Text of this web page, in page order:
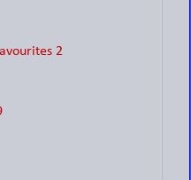
2